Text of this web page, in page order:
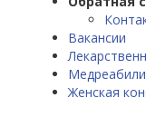
Вакансии
Женская